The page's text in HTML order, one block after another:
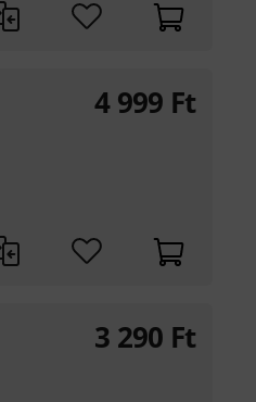
4 999 Ft
3 290 Ft